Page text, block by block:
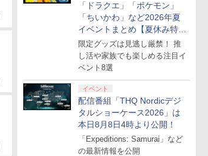
「ドラクエ」「ポケモン」
「ちいかわ」など2026年夏
イベントまとめ【夏休み特
集】
限定グッズは見逃し厳禁！ 推
し活や家族でも楽しめる注目イ
ベント8選
イベント
配信番組「THQ Nordicデジ
タルショーケース2026」は
本日8月8日4時より公開！
「Expeditions: Samurai」など
の最新情報を公開